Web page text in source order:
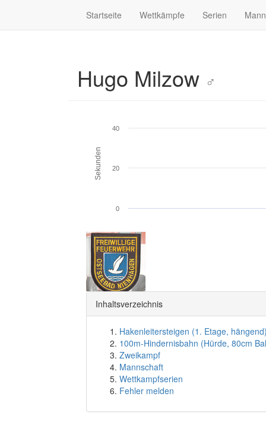
Startseite Wettkämpfe Serien
Hugo Milzow ♂
Sekunden
0
20
40
Inhaltsverzeichnis
Hakenleitersteigen (1. Etage,
100m-Hindernisbahn (Hürde, 80cm
Zweikampf
Mannschaft
Wettkampfserien
Fehler melden